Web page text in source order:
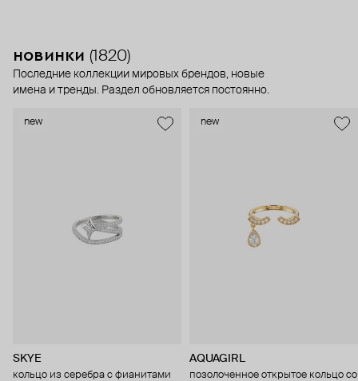
новинки (1820)
Последние коллекции мировых брендов, новые
имена и тренды. Раздел обновляется постоянно.
new
SKYE
кольцо из серебра с фианитами
new
AQUAGIRL
позолоченное открытое кольцо со